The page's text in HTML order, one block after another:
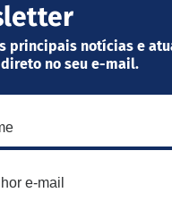
principais notícias e
direto no seu e-mail.